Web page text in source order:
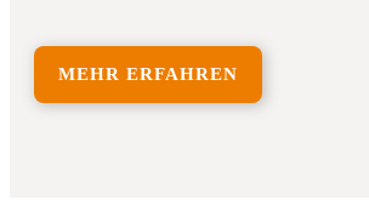
MEHR ERFAHREN